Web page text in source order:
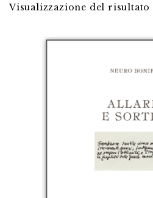
Visualizzazione del risultato